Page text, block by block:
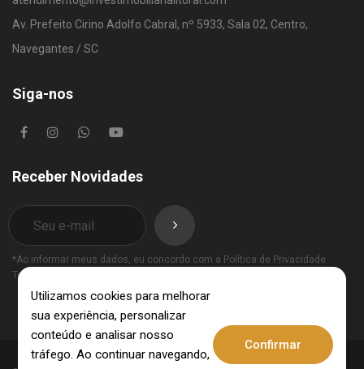
Av. Prefeito Cirino Adolfo Cabral, nº 5933, Sala 02, Centro,
Navegantes / SC
Siga-nos
Receber Novidades
*Ao informar meus dados, eu concordo com a Política de Privacidade
Termos de Uso
Utilizamos cookies para melhorar
sua experiência, personalizar
conteúdo e analisar nosso
tráfego. Ao continuar navegando,
Confirmar